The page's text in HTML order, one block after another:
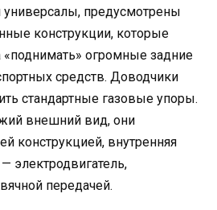
предусмотрены
конструкции, которые
«поднимать» огромные задние
средств. Доводчики
стандартные газовые упоры.
внешний вид, они
конструкцией, внутренняя
электродвигатель,
передачей.